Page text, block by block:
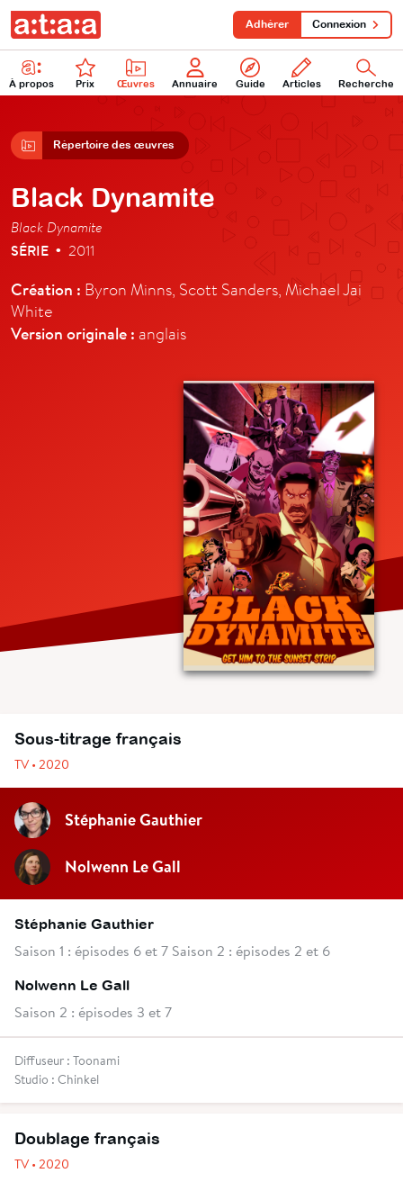
À propos Prix Œuvres Annuaire Guide Articles Recherche
Adhérer Connexion
Répertoire des œuvres
Black Dynamite
Black Dynamite
SÉRIE • 2011
Création : Byron Minns, Scott Sanders, Michael Jai
White
Version originale : anglais
Sous-titrage français
TV • 2020
Stéphanie Gauthier
Nolwenn Le Gall
Stéphanie Gauthier
Saison 1 : épisodes 6 et 7 Saison 2 : épisodes 2 et 6
Nolwenn Le Gall
Saison 2 : épisodes 3 et 7
Diffuseur : Toonami
Studio : Chinkel
Doublage français
TV • 2020